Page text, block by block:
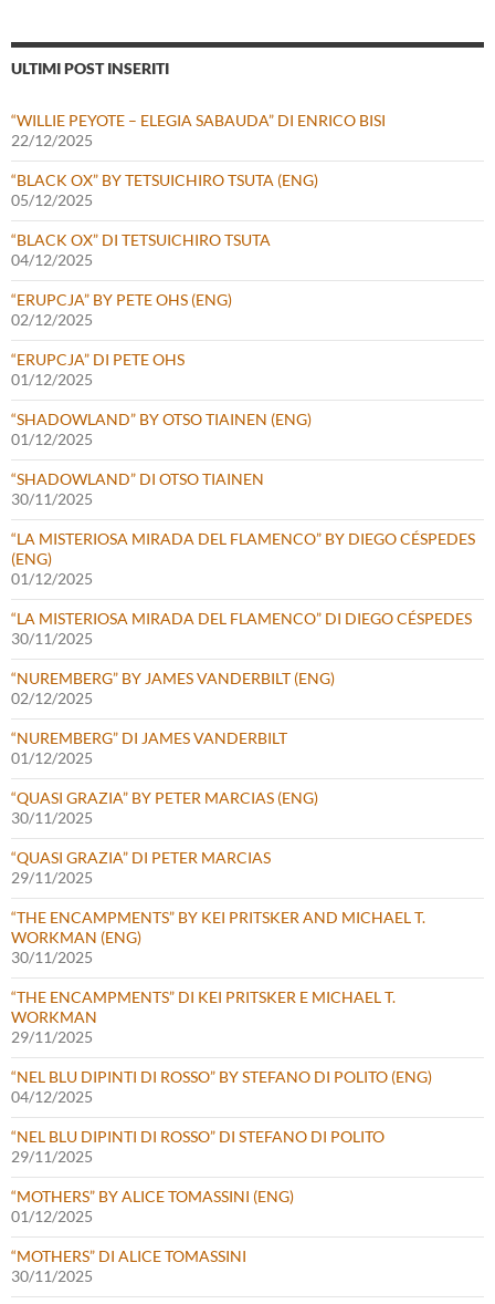
ULTIMI POST INSERITI
“WILLIE PEYOTE – ELEGIA SABAUDA” DI ENRICO BISI
22/12/2025
“BLACK OX” BY TETSUICHIRO TSUTA (ENG)
05/12/2025
“BLACK OX” DI TETSUICHIRO TSUTA
04/12/2025
“ERUPCJA” BY PETE OHS (ENG)
02/12/2025
“ERUPCJA” DI PETE OHS
01/12/2025
“SHADOWLAND” BY OTSO TIAINEN (ENG)
01/12/2025
“SHADOWLAND” DI OTSO TIAINEN
30/11/2025
“LA MISTERIOSA MIRADA DEL FLAMENCO” BY DIEGO CÉSPEDES
(ENG)
01/12/2025
“LA MISTERIOSA MIRADA DEL FLAMENCO” DI DIEGO CÉSPEDES
30/11/2025
“NUREMBERG” BY JAMES VANDERBILT (ENG)
02/12/2025
“NUREMBERG” DI JAMES VANDERBILT
01/12/2025
“QUASI GRAZIA” BY PETER MARCIAS (ENG)
30/11/2025
“QUASI GRAZIA” DI PETER MARCIAS
29/11/2025
“THE ENCAMPMENTS” BY KEI PRITSKER AND MICHAEL T.
WORKMAN (ENG)
30/11/2025
“THE ENCAMPMENTS” DI KEI PRITSKER E MICHAEL T.
WORKMAN
29/11/2025
“NEL BLU DIPINTI DI ROSSO” BY STEFANO DI POLITO (ENG)
04/12/2025
“NEL BLU DIPINTI DI ROSSO” DI STEFANO DI POLITO
29/11/2025
“MOTHERS” BY ALICE TOMASSINI (ENG)
01/12/2025
“MOTHERS” DI ALICE TOMASSINI
30/11/2025